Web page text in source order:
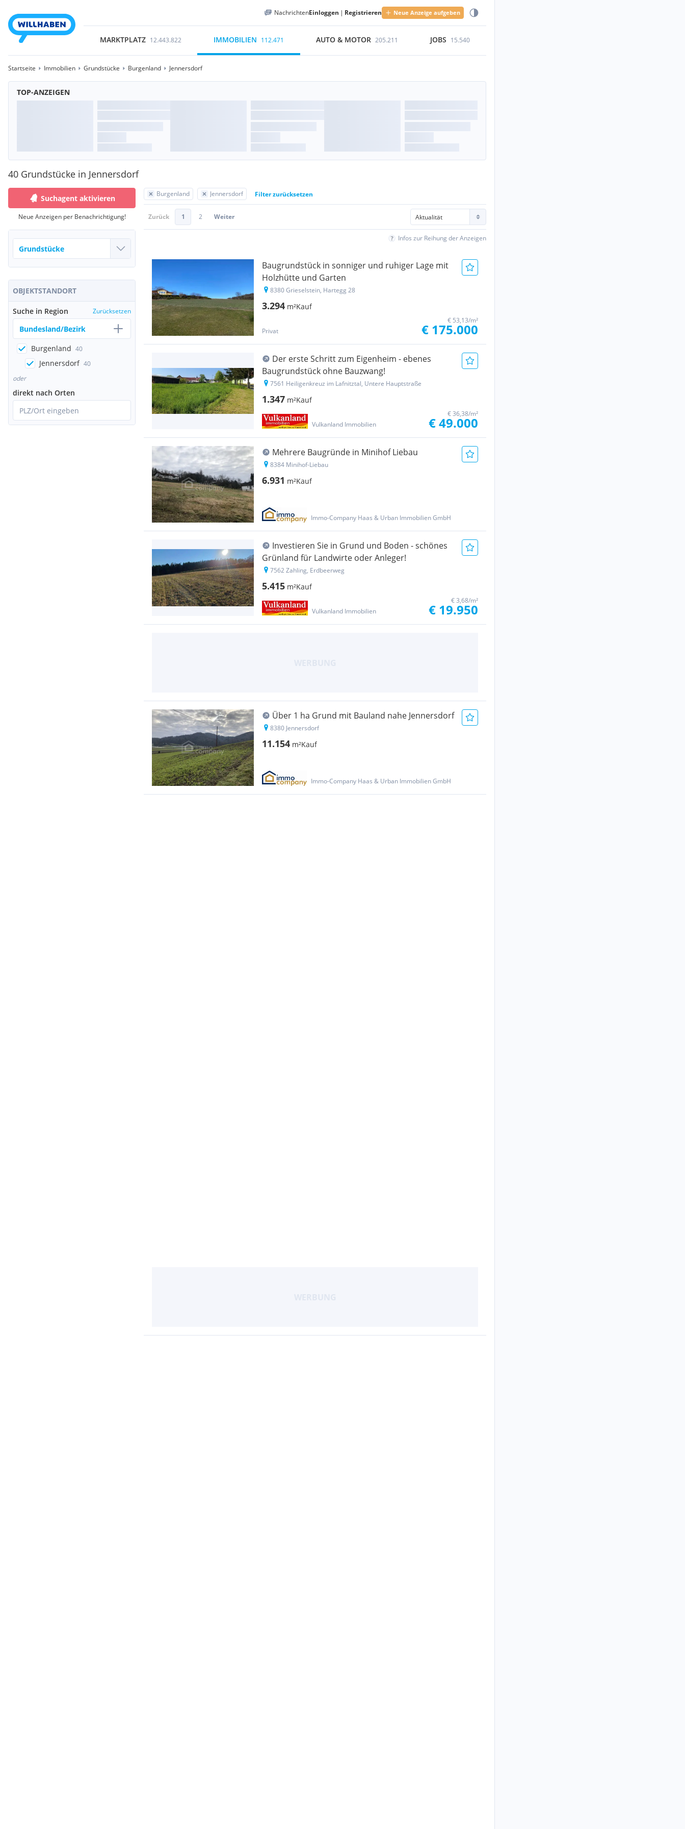
NachrichtenEinloggen | Registrieren Neue Anzeige aufgeben
MARKTPLATZ 12.443.822 IMMOBILIEN 112.471 AUTO & MOTOR 205.211 JOBS 15.540
Startseite Immobilien Grundstücke Burgenland Jennersdorf
TOP-ANZEIGEN
40 Grundstücke in Jennersdorf
Suchagent aktivieren
Neue Anzeigen per Benachrichtigung!
OBJEKTSTANDORT
Suche in Region Zurücksetzen
Bundesland/Bezirk
Burgenland 40
Jennersdorf 40
oder
direkt nach Orten
PLZ/Ort eingeben
Burgenland Jennersdorf Filter zurücksetzen
Zurück 1 2 Weiter
Infos zur Reihung der Anzeigen
Baugrundstück in sonniger und ruhiger Lage mit
Holzhütte und Garten
8380 Grieselstein, Hartegg 28
3.294 m²Kauf
Privat
€ 53,13/m²
€ 175.000
Der erste Schritt zum Eigenheim - ebenes
Baugrundstück ohne Bauzwang!
7561 Heiligenkreuz im Lafnitztal, Untere Hauptstraße
1.347 m²Kauf
Vulkanland Immobilien
€ 36,38/m²
€ 49.000
Mehrere Baugründe in Minihof Liebau
8384 Minihof-Liebau
6.931 m²Kauf
Immo-Company Haas & Urban Immobilien GmbH
Investieren Sie in Grund und Boden - schönes
Grünland für Landwirte oder Anleger!
7562 Zahling, Erdbeerweg
5.415 m²Kauf
Vulkanland Immobilien
€ 3,68/m²
€ 19.950
Über 1 ha Grund mit Bauland nahe Jennersdorf
8380 Jennersdorf
11.154 m²Kauf
Immo-Company Haas & Urban Immobilien GmbH